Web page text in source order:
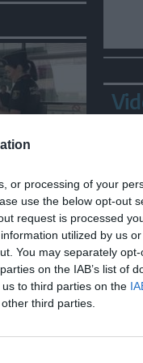
or processing of your
use the below opt-out
request is processed
utilized by us
You may separately
on the IAB’s list of
to third parties on the
third parties.
negli